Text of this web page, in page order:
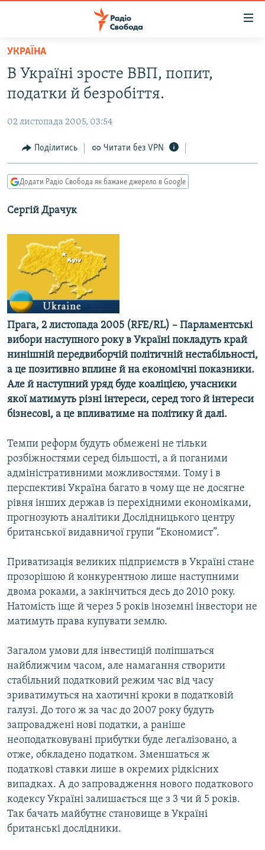
Перейти
основного
матеріалу
до
навігації
Перейти
до
ВСЕ ЗА ДОБУ
ПОЛІТИКА
ЕКОНОМІКА
КУЛЬТУРА
СПОРТ
УКРАЇНА
СВІТ
ВІЙНА
РОСІЙСЬКА «ФІЛЬТРАЦІЯ»
КРИМ.РЕАЛІЇ
ТИ ЯК?
СХЕМИ
КИТАЙ.ВИКЛИКИ
МУЛЬТИМЕДІА
ФОТО
СПЕЦПРОЄКТИ
ПОДКАСТИ
КРИМ РЕАЛІЇ
РУС
УКР
ДОЛУЧАЙСЯ!
УКРАЇНА
В Україні зросте ВВП, попит,
податки й безробіття.
02 листопада 2005, 03:54
Поділитись Читати без VPN
Додати Радіо Свобода як бажане джерело в Google
Сергій Драчук
Прага, 2 листопада 2005 (RFE/RL) – Парламентські
вибори наступного року в Україні покладуть край
нинішній передвиборчій політичній нестабільності,
а це позитивно вплине й на економічні показники.
Але й наступний уряд буде коаліцією, учасники
якої матимуть різні інтереси, серед того й інтереси
бізнесові, а це впливатиме на політику й далі.
Темпи реформ будуть обмежені не тільки
розбіжностями серед більшості, а й поганими
адміністративними можливостями. Тому і в
перспективі Україна багато в чому ще не досягне
рівня інших держав із перехідними економіками,
прогнозують аналітики Дослідницького центру
британської видавничої групи “Економист”.
Приватизація великих підприємств в Україні стане
прозорішою й конкурентною лише наступними
двома роками, а закінчиться десь до 2010 року.
Натомість іще й через 5 років іноземні інвестори не
матимуть права купувати землю.
Загалом умови для інвестицій поліпшаться
найближчим часом, але намагання створити
стабільний податковий режим час від часу
зриватимуться на хаотичні кроки в податковій
галузі. До того ж за час до 2007 року будуть
запроваджені нові податки, а раніше
неоподатковувані прибутки буде леґалізовано, а
отже, обкладено податком. Зменшаться ж
податкові ставки лише в окремих рідкісних
випадках. А до запровадження нового податкового
кодексу Україні залишається ще з 3 чи й 5 років.
Так бачать майбутнє становище в Україні
британські дослідники.